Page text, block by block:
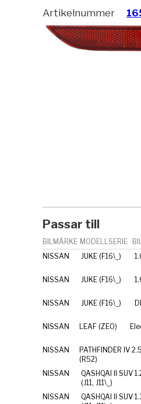
Artikelnummer
Passar till
BILMÄRKE MODELLSERIE
NISSAN
JUKE (F16\_)
NISSAN JUKE (F16\_)
NISSAN JUKE (F16\_)
NISSAN LEAF (ZE0)
NISSAN
PATHFINDER IV
(R52)
NISSAN
QASHQAI II SUV
(J11, J11\_)
NISSAN
QASHQAI II SUV